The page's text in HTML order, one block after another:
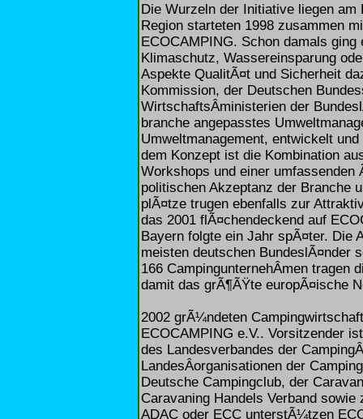
Die Wurzeln der Initiative liegen am
Region starteten 1998 zusammen
ECOCAMPING. Schon damals
Klimaschutz, Wassereinsparung
Aspekte QualitÃ¤t und Sicherheit
Kommission, der Deutschen
WirtschaftsÂ­ministerien der
branche angepasstes
Umweltmanagement, entwickelt
dem Konzept ist die Kombination
Workshops und einer
politischen Akzeptanz der Branche
plÃ¤tze trugen ebenfalls zur
das 2001 flÃ¤chendeckend auf
Bayern folgte ein Jahr spÃ¤ter. Die
meisten deutschen BundeslÃ¤nder
166 CampingunternehÂ­men tragen
damit das grÃ¶ÃŸte europÃ¤ische
2002 grÃ¼ndeten
ECOCAMPING e.V.. Vorsitzender
des Landesverbandes der
LandesÂ­organisationen der
Deutsche Campingclub, der
Caravaning Handels Verband
ADAC oder ECC unterstÃ¼tzen